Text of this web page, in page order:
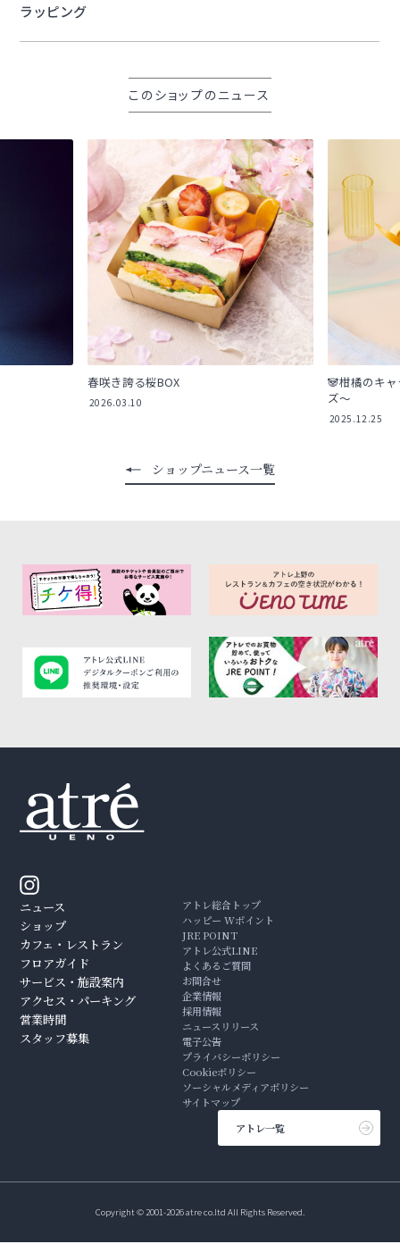
ラッピング
このショップのニュース
春咲き誇る桜BOX
2026.03.10
🐼柑橘のキ
ズ～
2025.12.25
ショップニュース一覧
ニュース
ショップ
カフェ・レストラン
フロアガイド
サービス・施設案内
アクセス・パーキング
営業時間
スタッフ募集
アトレ総合トップ
ハッピー Wポイント
JRE POINT
アトレ公式LINE
よくあるご質問
お問合せ
企業情報
採用情報
ニュースリリース
電子公告
プライバシーポリシー
Cookieポリシー
ソーシャルメディアポリシー
サイトマップ
アトレ一覧
Copyright © 2001-2026 atre co.ltd All Rights Reserved.